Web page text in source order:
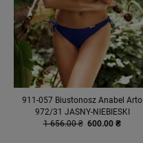
911-057 Biustonosz Anabel Arto
972/31 JASNY-NIEBIESKI
1 656.00 ₴ 600.00 ₴